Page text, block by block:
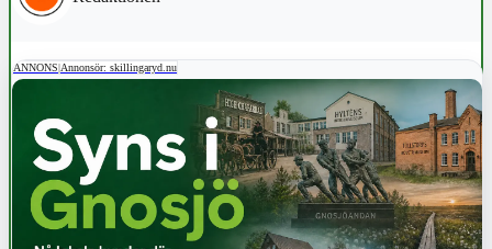
ANNONS|Annonsör: skillingaryd.nu